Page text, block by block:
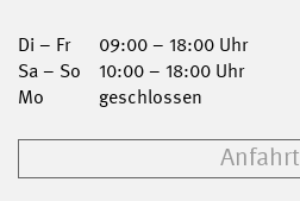
Di – Fr
09:00 – 18:00 Uhr
Sa – So
10:00 – 18:00 Uhr
Mo
geschlossen
Anfahrt